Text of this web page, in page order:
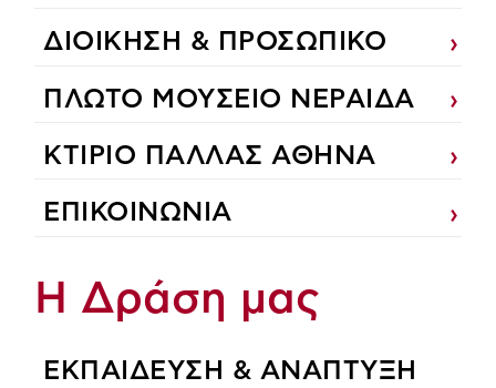
ΔΙΟΙΚΗΣΗ & ΠΡΟΣΩΠΙΚΟ
ΠΛΩΤΟ ΜΟΥΣΕΙΟ ΝΕΡΑΙΔΑ
ΚΤΙΡΙΟ ΠΑΛΛΑΣ ΑΘΗΝΑ
ΕΠΙΚΟΙΝΩΝΙΑ
Η Δράση μας
ΕΚΠΑIΔΕΥΣΗ & ΑΝΑΠΤΥΞΗ